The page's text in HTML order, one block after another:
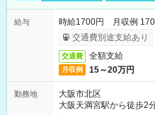
給与
時給1700円 月収例
交通費別途支給あり
交通費 全額支給
月収例 15～20万円
勤務地
大阪市北区
大阪天満宮駅から徒歩2